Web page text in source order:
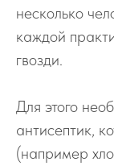
несколько
каждой
гвозди.
Для этого
антисептик,
(например